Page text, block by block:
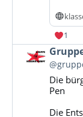
1
Beitrag
von
Gruppe
Bluesky
Die
Pen
Die